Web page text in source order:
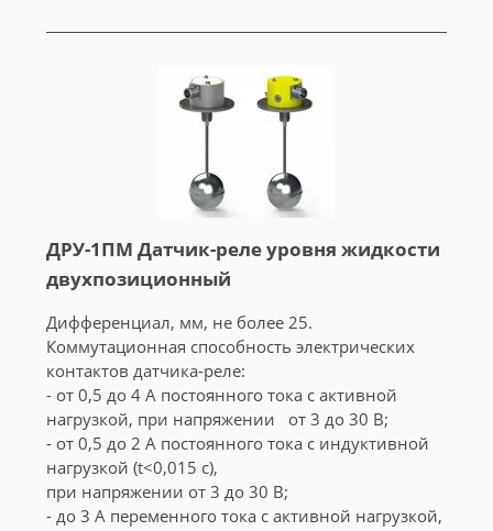
ДРУ-1ПМ Датчик-реле уровня жидкости
двухпозиционный
Дифференциал, мм, не более 25.
Коммутационная способность электрических
контактов датчика-реле:
- от 0,5 до 4 А постоянного тока с активной
нагрузкой, при напряжении от 3 до 30 В;
- от 0,5 до 2 А постоянного тока с индуктивной
нагрузкой (t<0,015 с),
при напряжении от 3 до 30 В;
- до 3 А переменного тока с активной нагрузкой,